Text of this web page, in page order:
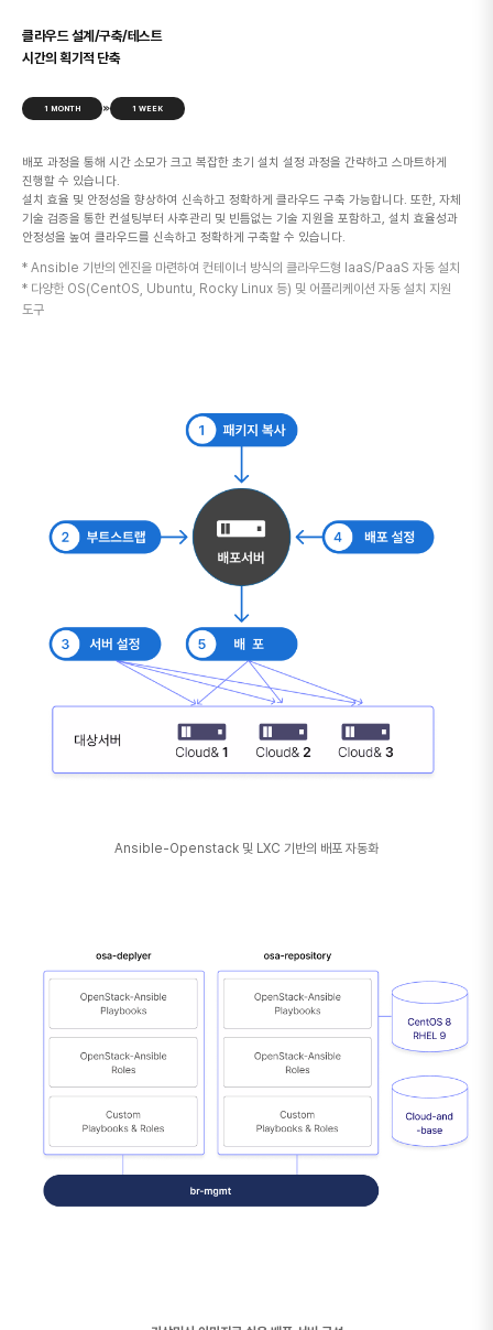
클라우드 설계/구축/테스트
시간의 획기적 단축
1 MONTH ≫ 1 WEEK
배포 과정을 통해 시간 소모가 크고 복잡한 초기 설치 설정 과정을 간략하고 스마트하게
진행할 수 있습니다.
설치 효율 및 안정성을 향상하여 신속하고 정확하게 클라우드 구축 가능합니다. 또한, 자체
기술 검증을 통한 컨설팅부터 사후관리 및 빈틈없는 기술 지원을 포함하고, 설치 효율성과
안정성을 높여 클라우드를 신속하고 정확하게 구축할 수 있습니다.
* Ansible 기반의 엔진을 마련하여 컨테이너 방식의 클라우드형 IaaS/PaaS 자동 설치
* 다양한 OS(CentOS, Ubuntu, Rocky Linux 등) 및 어플리케이션 자동 설치 지원
도구
Ansible-Openstack 및 LXC 기반의 배포 자동화